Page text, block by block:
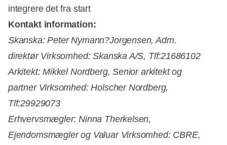
integrere det fra start
Kontakt information:
Skanska: Peter Nymann?Jorgensen, Adm.
direktør Virksomhed: Skanska A/S, Tlf:21686102
Arkitekt: Mikkel Nordberg, Senior arkitekt og
partner Virksomhed: Holscher Nordberg,
Tlf:29929073
Erhvervsmægler: Ninna Therkelsen,
Ejendomsmægler og Valuar Virksomhed: CBRE,